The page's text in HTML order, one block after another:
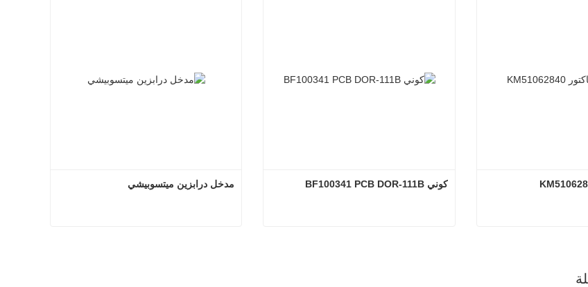
مدخل درابزين ميتسوبيشي كوني BF100341 PCB DOR-111B